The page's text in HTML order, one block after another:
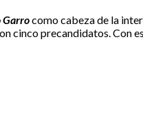
Garrocomo cabeza de la
cinco precandidatos. Con